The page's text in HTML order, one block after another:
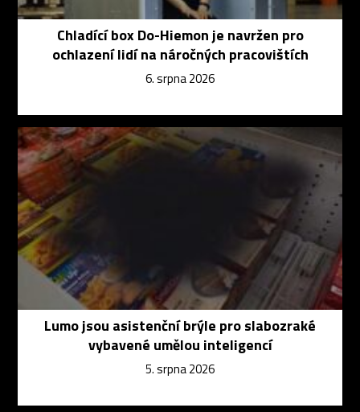
Chladící box Do-Hiemon je navržen pro
ochlazení lidí na náročných pracovištích
6. srpna 2026
Lumo jsou asistenční brýle pro slabozraké
vybavené umělou inteligencí
5. srpna 2026